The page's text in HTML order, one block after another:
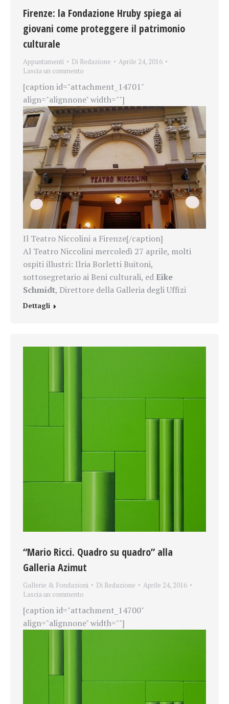
Firenze: la Fondazione Hruby spiega ai
giovani come proteggere il patrimonio
culturale
Appuntamenti Di Redazione
Aprile 24, 2016
Lascia un commento
[caption id="attachment_14701"
align="alignnone" width=""]
Il Teatro Niccolini a Firenze[/caption]
Al Teatro Niccolini mercoledì 27 aprile, molti
ospiti illustri: Ilria Borletti Buitoni,
sottosegretario ai Beni culturali, ed Eike
Schmidt, Direttore della Galleria degli Uffizi
Dettagli
“Mario Ricci. Quadro su quadro” alla
Galleria Azimut
Gallerie & Fondazioni Di Redazione
Aprile 24, 2016
Lascia un commento
[caption id="attachment_14700"
align="alignnone" width=""]